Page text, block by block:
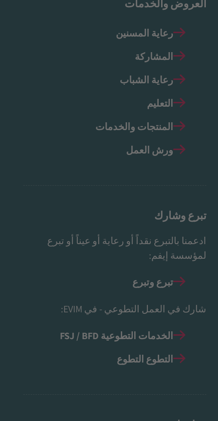
العروض والخدمات
رعاية المسنين
المشاركة
رعاية الشباب
التعليم
المنتجات والخدمات
ورش العمل
تبرع وشارك
ادعمنا بالتبرع نقداً أو رعاية أو عيناً أو تبرع
لمؤسسة إيفم:
تبرع وتبرع
شارك في العمل التطوعي - في EVIM:
الخدمات التطوعية FSJ / BFD
التطوع التطوع